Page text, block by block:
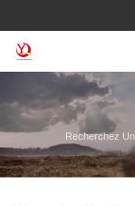
Recherchez